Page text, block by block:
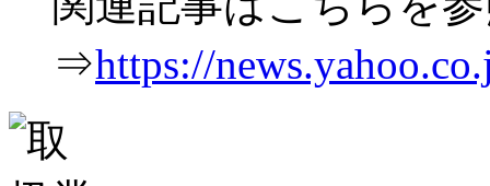
⇒https://